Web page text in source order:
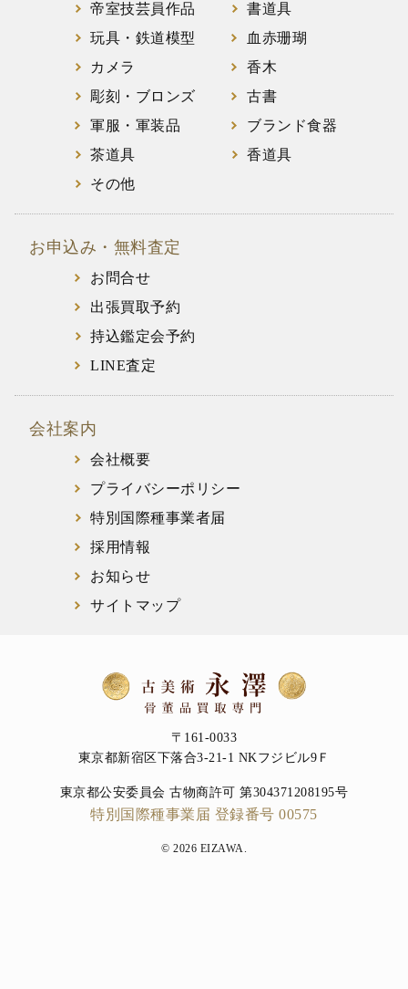
帝室技芸員作品
書道具
玩具・鉄道模型
血赤珊瑚
カメラ
香木
彫刻・ブロンズ
古書
軍服・軍装品
ブランド食器
茶道具
香道具
その他
お申込み・無料査定
お問合せ
出張買取予約
持込鑑定会予約
LINE査定
会社案内
会社概要
プライバシーポリシー
特別国際種事業者届
採用情報
お知らせ
サイトマップ
〒161-0033
東京都新宿区下落合3-21-1 NKフジビル9Ｆ
東京都公安委員会 古物商許可 第304371208195号
特別国際種事業届 登録番号 00575
© 2026 EIZAWA.